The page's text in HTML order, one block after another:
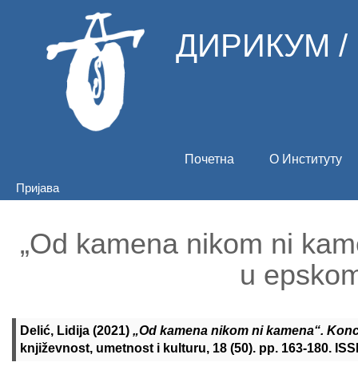
ДИРИКУМ /
Почетна О Институту
Пријава
„Od kamena nikom ni
u
Delić, Lidija (2021) „Od kamena nikom ni kamena“.
književnost, umetnost i kulturu, 18 (50). pp. 163-180.